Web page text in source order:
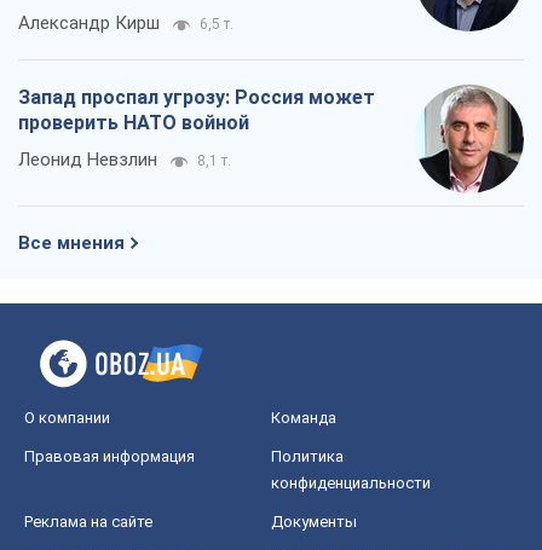
Александр Кирш 6,5 т.
Запад проспал угрозу: Россия может
проверить НАТО войной
Леонид Невзлин 8,1 т.
Все мнения
О компании Команда
Правовая информация
Политика
конфиденциальности
Реклама на сайте Документы